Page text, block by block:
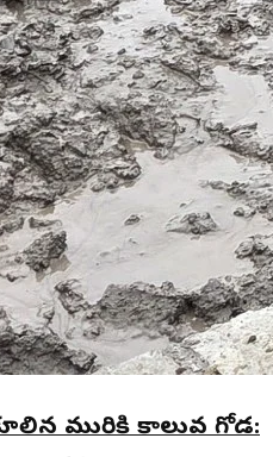
మురికి కాలువ గోడ: